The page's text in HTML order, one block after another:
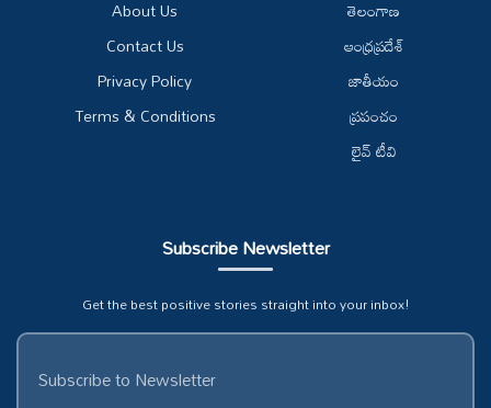
About Us
Contact Us
Privacy Policy
Terms & Conditions
తెలంగాణ
ఆంధ్రప్రదేశ్
జాతీయం
ప్రపంచం
లైవ్ టీవి
Subscribe Newsletter
Get the best positive stories straight into your inbox!